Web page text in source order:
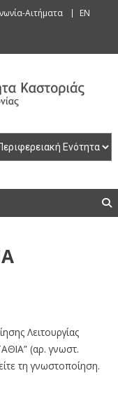
Αιτήματα EN
Λειτουργίας
(αρ. γνωστ.
τη γνωστοποίηση.